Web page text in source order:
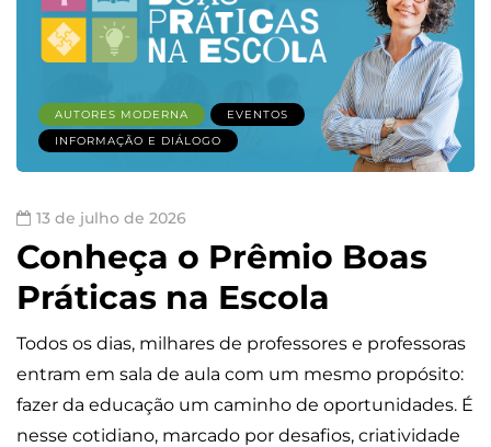
AUTORES MODERNA
EVENTOS
INFORMAÇÃO E DIÁLOGO
13 de julho de 2026
Conheça o Prêmio Boas
Práticas na Escola
Todos os dias, milhares de professores e professoras
entram em sala de aula com um mesmo propósito:
fazer da educação um caminho de oportunidades. É
nesse cotidiano, marcado por desafios, criatividade